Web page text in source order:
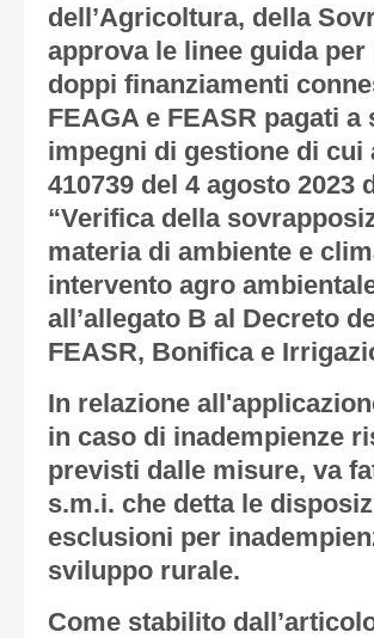
dell’Agricoltura, della
approva le linee guida
doppi finanziamenti
FEAGA e FEASR pagati
impegni di gestione di cui
410739 del 4 agosto 2023
“Verifica della
materia di ambiente e
intervento agro
all’allegato B al Decreto
FEASR, Bonifica e
In relazione
in caso di inadempienze
previsti dalle misure, va
s.m.i. che detta le
esclusioni per
sviluppo rurale.
Come stabilito